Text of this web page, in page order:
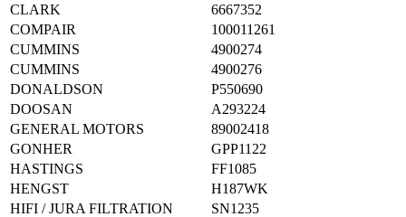
CLARK
6667352
COMPAIR
100011261
CUMMINS
4900274
CUMMINS
4900276
DONALDSON
P550690
DOOSAN
A293224
GENERAL MOTORS
89002418
GONHER
GPP1122
HASTINGS
FF1085
HENGST
H187WK
HIFI / JURA FILTRATION
SN1235